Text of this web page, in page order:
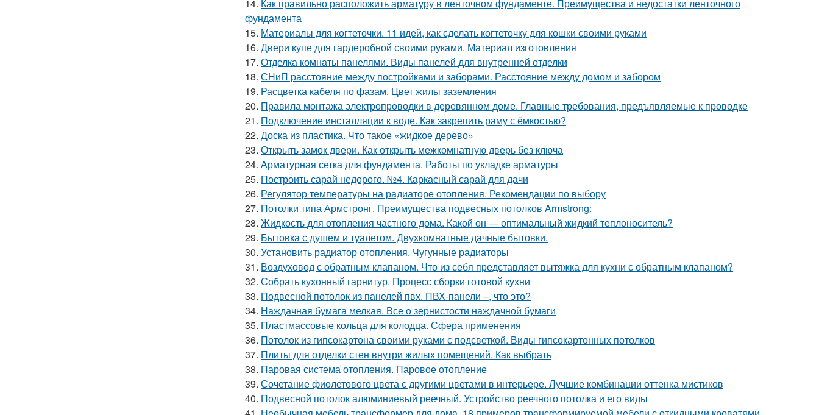
14. Как правильно расположить арматуру в ленточном фундаменте. Преимущества и недостатки ленточного
фундамента
15. Материалы для когтеточки. 11 идей, как сделать когтеточку для кошки своими руками
16. Двери купе для гардеробной своими руками. Материал изготовления
17. Отделка комнаты панелями. Виды панелей для внутренней отделки
18. СНиП расстояние между постройками и заборами. Расстояние между домом и забором
19. Расцветка кабеля по фазам. Цвет жилы заземления
20. Правила монтажа электропроводки в деревянном доме. Главные требования, предъявляемые к проводке
21. Подключение инсталляции к воде. Как закрепить раму с ёмкостью?
22. Доска из пластика. Что такое «жидкое дерево»
23. Открыть замок двери. Как открыть межкомнатную дверь без ключа
24. Арматурная сетка для фундамента. Работы по укладке арматуры
25. Построить сарай недорого. №4. Каркасный сарай для дачи
26. Регулятор температуры на радиаторе отопления. Рекомендации по выбору
27. Потолки типа Армстронг. Преимущества подвесных потолков Armstrong:
28. Жидкость для отопления частного дома. Какой он — оптимальный жидкий теплоноситель?
29. Бытовка с душем и туалетом. Двухкомнатные дачные бытовки.
30. Установить радиатор отопления. Чугунные радиаторы
31. Воздуховод с обратным клапаном. Что из себя представляет вытяжка для кухни с обратным клапаном?
32. Собрать кухонный гарнитур. Процесс сборки готовой кухни
33. Подвесной потолок из панелей пвх. ПВХ-панели –, что это?
34. Наждачная бумага мелкая. Все о зернистости наждачной бумаги
35. Пластмассовые кольца для колодца. Сфера применения
36. Потолок из гипсокартона своими руками с подсветкой. Виды гипсокартонных потолков
37. Плиты для отделки стен внутри жилых помещений. Как выбрать
38. Паровая система отопления. Паровое отопление
39. Сочетание фиолетового цвета с другими цветами в интерьере. Лучшие комбинации оттенка мистиков
40. Подвесной потолок алюминиевый реечный. Устройство реечного потолка и его виды